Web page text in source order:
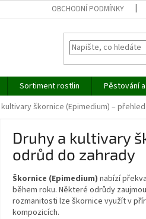
OBCHODNÍ PODMÍNKY
Sortiment rostlin Pěstování
kultivary škornice (Epimedium) –
Druhy a kultivary
odrůd do zahrady
Škornice (Epimedium) nabízí
během roku. Některé odrůdy
rozmanitosti lze škornice využít v
kompozicích.